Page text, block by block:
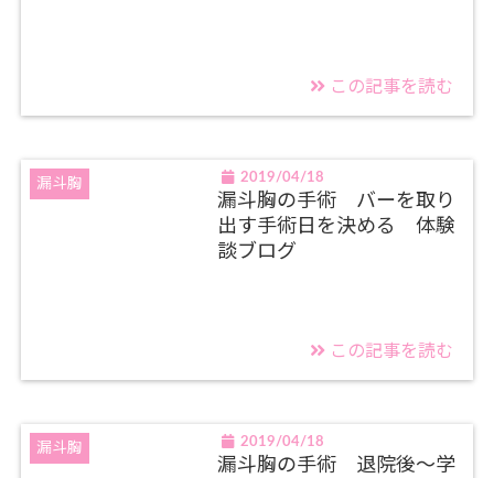
この記事を読む
漏斗胸 2019/04/18
漏斗胸の手術 バーを取り
出す手術日を決める 体験
談ブログ
この記事を読む
漏斗胸 2019/04/18
漏斗胸の手術 退院後～学